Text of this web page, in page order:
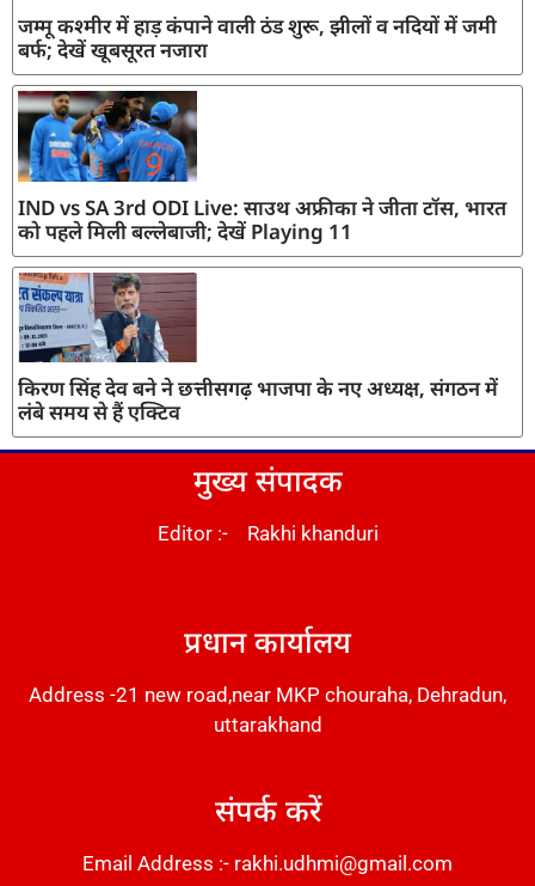
जम्मू कश्मीर में हाड़ कंपाने वाली ठंड शुरू, झीलों व नदियों में जमी
बर्फ; देखें खूबसूरत नजारा
IND vs SA 3rd ODI Live: साउथ अफ्रीका ने जीता टॉस, भारत
को पहले मिली बल्लेबाजी; देखें Playing 11
किरण सिंह देव बने ने छत्तीसगढ़ भाजपा के नए अध्यक्ष, संगठन में
लंबे समय से हैं एक्टिव
मुख्य संपादक
Editor :- Rakhi khanduri
प्रधान कार्यालय
Address -21 new road,near MKP chouraha, Dehradun,
uttarakhand
संपर्क करें
Email Address :- rakhi.udhmi@gmail.com